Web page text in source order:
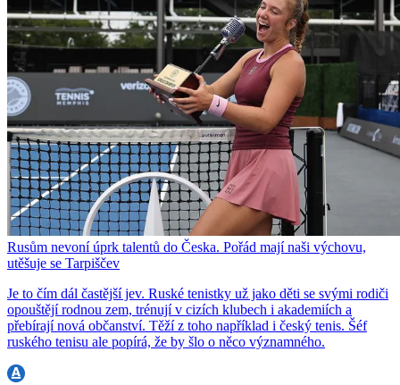
Rusům nevoní úprk talentů do Česka. Pořád mají naši výchovu,
utěšuje se Tarpiščev
Je to čím dál častější jev. Ruské tenistky už jako děti se svými rodiči
opouštějí rodnou zem, trénují v cizích klubech i akademiích a
přebírají nová občanství. Těží z toho například i český tenis. Šéf
ruského tenisu ale popírá, že by šlo o něco významného.